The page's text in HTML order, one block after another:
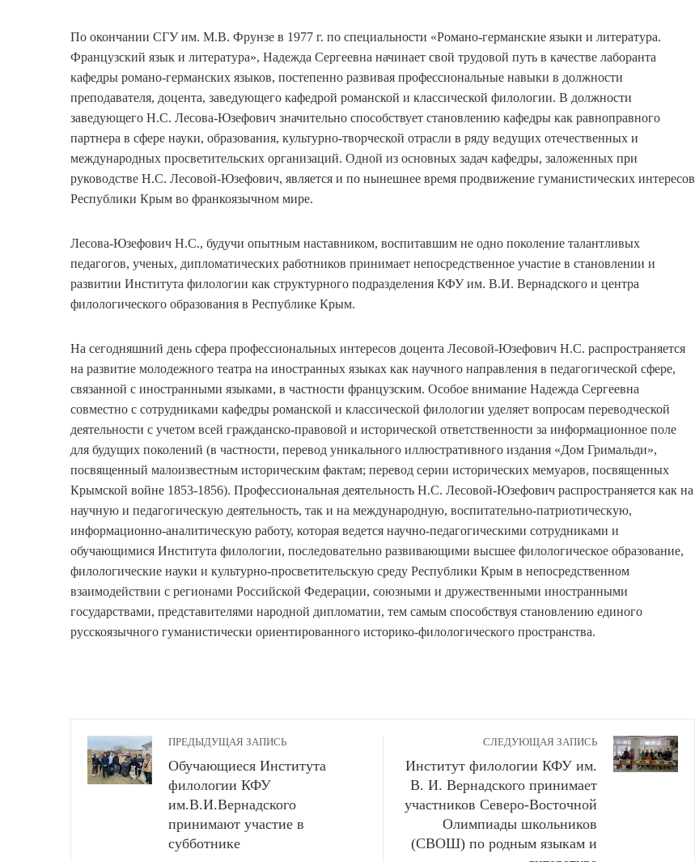
По окончании СГУ им. М.В. Фрунзе в 1977 г. по специальности «Романо-германские языки и литература.
Французский язык и литература», Надежда Сергеевна начинает свой трудовой путь в качестве лаборанта
кафедры романо-германских языков, постепенно развивая профессиональные навыки в должности
преподавателя, доцента, заведующего кафедрой романской и классической филологии. В должности
заведующего Н.С. Лесова-Юзефович значительно способствует становлению кафедры как равноправного
партнера в сфере науки, образования, культурно-творческой отрасли в ряду ведущих отечественных и
международных просветительских организаций. Одной из основных задач кафедры, заложенных при
руководстве Н.С. Лесовой-Юзефович, является и по нынешнее время продвижение гуманистических интересов
Республики Крым во франкоязычном мире.
Лесова-Юзефович Н.С., будучи опытным наставником, воспитавшим не одно поколение талантливых
педагогов, ученых, дипломатических работников принимает непосредственное участие в становлении и
развитии Института филологии как структурного подразделения КФУ им. В.И. Вернадского и центра
филологического образования в Республике Крым.
На сегодняшний день сфера профессиональных интересов доцента Лесовой-Юзефович Н.С. распространяется
на развитие молодежного театра на иностранных языках как научного направления в педагогической сфере,
связанной с иностранными языками, в частности французским. Особое внимание Надежда Сергеевна
совместно с сотрудниками кафедры романской и классической филологии уделяет вопросам переводческой
деятельности с учетом всей гражданско-правовой и исторической ответственности за информационное поле
для будущих поколений (в частности, перевод уникального иллюстративного издания «Дом Гримальди»,
посвященный малоизвестным историческим фактам; перевод серии исторических мемуаров, посвященных
Крымской войне 1853-1856). Профессиональная деятельность Н.С. Лесовой-Юзефович распространяется как на
научную и педагогическую деятельность, так и на международную, воспитательно-патриотическую,
информационно-аналитическую работу, которая ведется научно-педагогическими сотрудниками и
обучающимися Института филологии, последовательно развивающими высшее филологическое образование,
филологические науки и культурно-просветительскую среду Республики Крым в непосредственном
взаимодействии с регионами Российской Федерации, союзными и дружественными иностранными
государствами, представителями народной дипломатии, тем самым способствуя становлению единого
русскоязычного гуманистически ориентированного историко-филологического пространства.
ПРЕДЫДУЩАЯ ЗАПИСЬ
Обучающиеся Института
филологии КФУ
им.В.И.Вернадского
принимают участие в
субботнике
СЛЕДУЮЩАЯ ЗАПИСЬ
Институт филологии КФУ им.
В. И. Вернадского принимает
участников Северо-Восточной
Олимпиады школьников
(СВОШ) по родным языкам и